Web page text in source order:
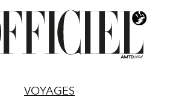
VOYAGES